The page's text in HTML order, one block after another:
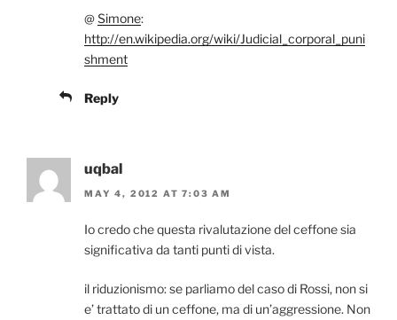
@Simone:
http://en.wikipedia.org/wiki/Judicial_corporal_puni
shment
Reply
uqbal
MAY 4, 2012 AT 7:03 AM
Io credo che questa rivalutazione del ceffone sia
significativa da tanti punti di vista.
il riduzionismo: se parliamo del caso di Rossi, non si
e’ trattato di un ceffone, ma di un’aggressione. Non